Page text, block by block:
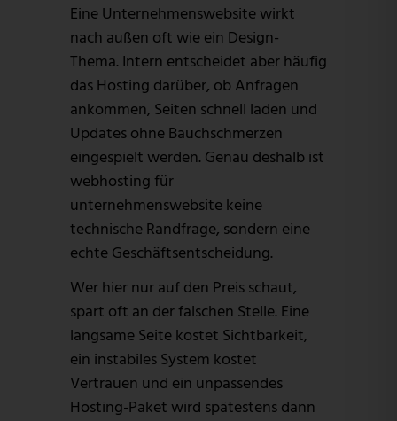
Eine Unternehmenswebsite wirkt
nach außen oft wie ein Design-
Thema. Intern entscheidet aber häufig
das Hosting darüber, ob Anfragen
ankommen, Seiten schnell laden und
Updates ohne Bauchschmerzen
eingespielt werden. Genau deshalb ist
webhosting für
unternehmenswebsite keine
technische Randfrage, sondern eine
echte Geschäftsentscheidung.
Wer hier nur auf den Preis schaut,
spart oft an der falschen Stelle. Eine
langsame Seite kostet Sichtbarkeit,
ein instabiles System kostet
Vertrauen und ein unpassendes
Hosting-Paket wird spätestens dann